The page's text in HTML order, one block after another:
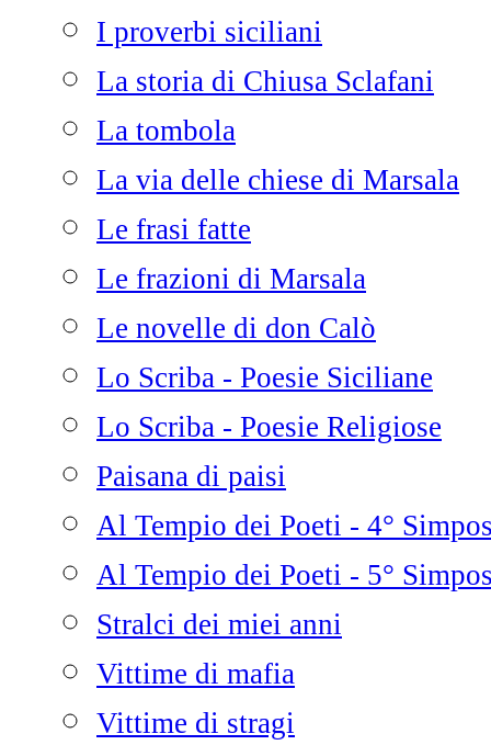
I proverbi siciliani
La storia di Chiusa Sclafani
La tombola
La via delle chiese di Marsala
Le frasi fatte
Le frazioni di Marsala
Le novelle di don Calò
Lo Scriba - Poesie Siciliane
Lo Scriba - Poesie Religiose
Paisana di paisi
Al Tempio dei Poeti - 4°
Al Tempio dei Poeti - 5°
Stralci dei miei anni
Vittime di mafia
Vittime di stragi